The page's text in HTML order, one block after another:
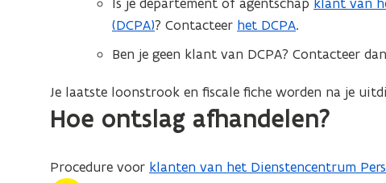
(DCPA)? Contacteer het DCPA.
Ben je geen klant van DCPA? Contacteer
Je laatste loonstrook en fiscale fiche worden na je
Hoe ontslag afhandelen?
Procedure voor klanten van het Dienstencentrum